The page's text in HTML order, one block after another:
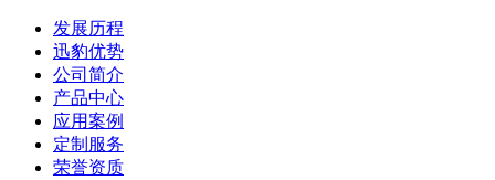
发展历程
迅豹优势
公司简介
产品中心
应用案例
定制服务
荣誉资质